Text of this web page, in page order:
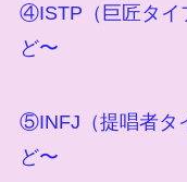
④ISTP（巨匠タイ
ど〜
⑤INFJ（提唱者タ
ど〜